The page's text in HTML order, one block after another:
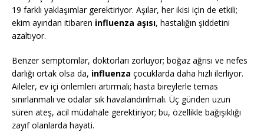
19 farklı yaklaşımlar gerektiriyor. Aşılar, her ikisi için de etkili;
ekim ayından itibaren influenza aşısı, hastalığın şiddetini
azaltıyor.
Benzer semptomlar, doktorları zorluyor; boğaz ağrısı ve nefes
darlığı ortak olsa da, influenza çocuklarda daha hızlı ilerliyor.
Aileler, ev içi önlemleri artırmalı; hasta bireylerle temas
sınırlanmalı ve odalar sık havalandırılmalı. Üç günden uzun
süren ateş, acil müdahale gerektiriyor; bu, özellikle bağışıklığı
zayıf olanlarda hayati.